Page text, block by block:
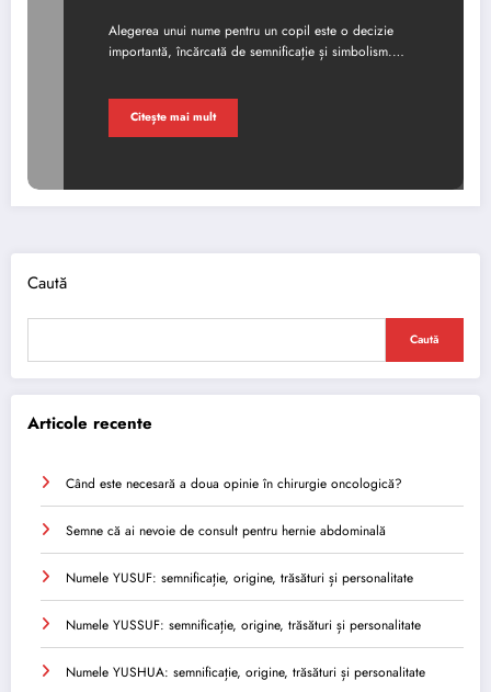
Alegerea unui nume pentru un copil este o decizie
importantă, încărcată de semnificație și simbolism.…
Citește mai mult
Caută
Caută
Articole recente
Când este necesară a doua opinie în chirurgie oncologică?
Semne că ai nevoie de consult pentru hernie abdominală
Numele YUSUF: semnificație, origine, trăsături și personalitate
Numele YUSSUF: semnificație, origine, trăsături și personalitate
Numele YUSHUA: semnificație, origine, trăsături și personalitate